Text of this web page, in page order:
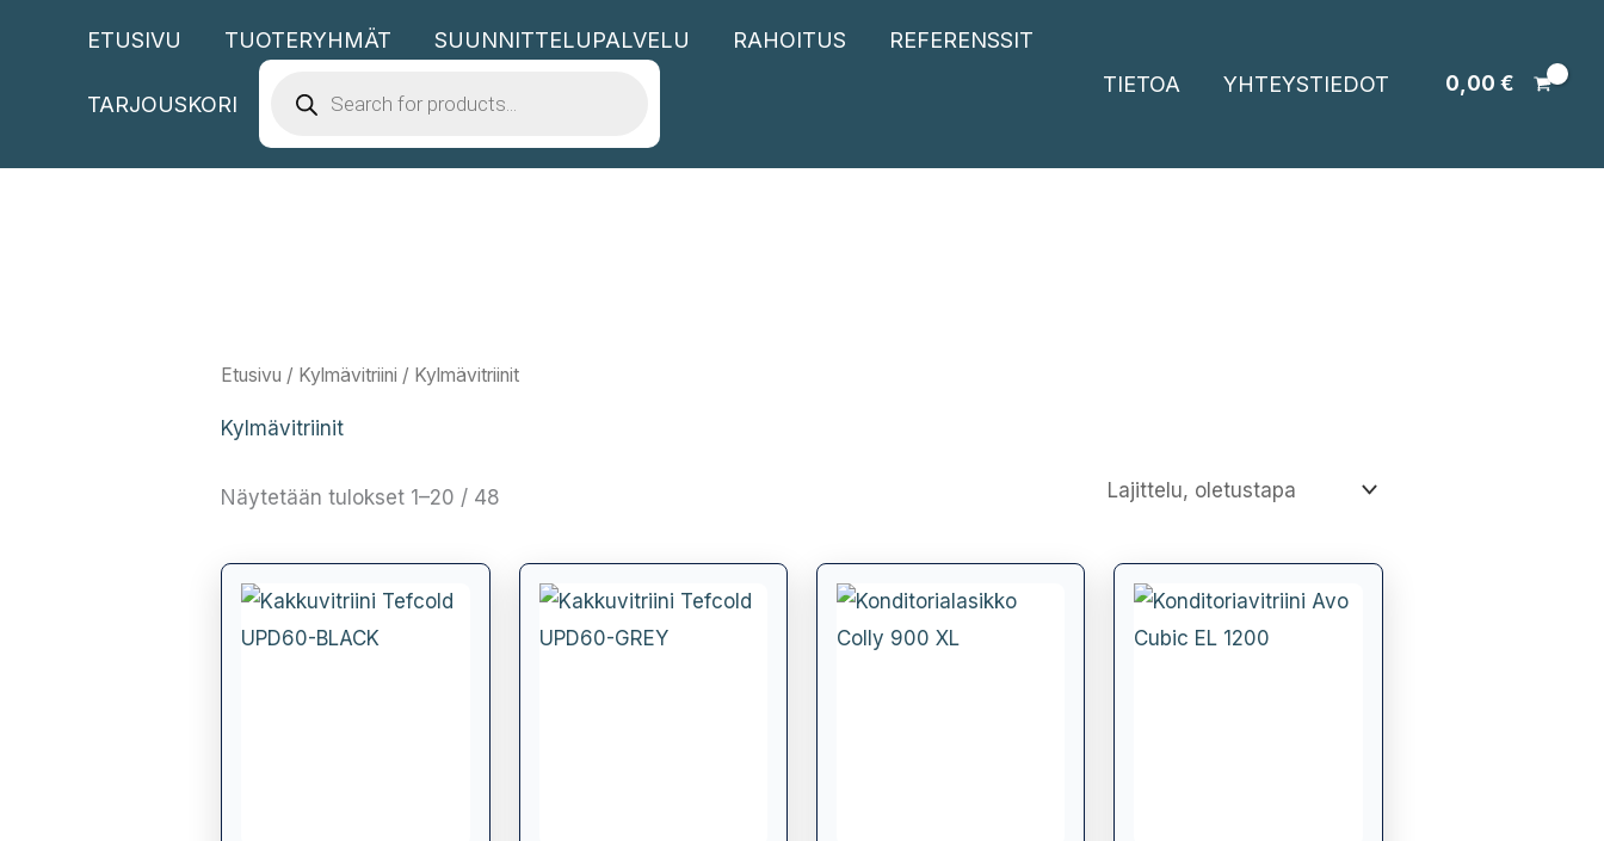
ETUSIVU TUOTERYHMÄT SUUNNITTELUPALVELU RAHOITUS REFERENSSIT
TARJOUSKORI
SEARCH
TIETOA YHTEYSTIEDOT 0,00 €
Etusivu / Kylmävitriini / Kylmävitriinit
Kylmävitriinit
Näytetään tulokset 1–20 / 48